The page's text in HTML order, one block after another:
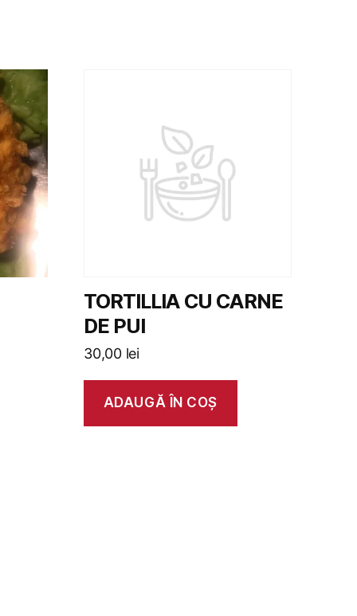
TORTILLIA CU CARNE
DE PUI
30,00 lei
ADAUGĂ ÎN COȘ